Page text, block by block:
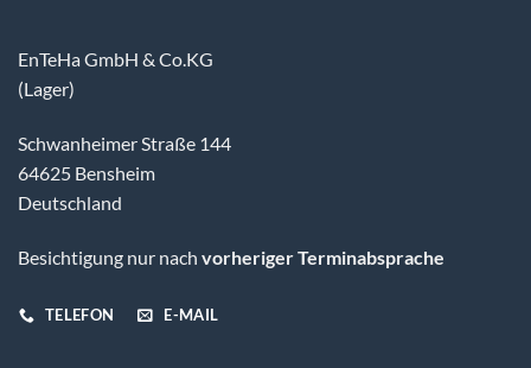
EnTeHa GmbH & Co.KG
(Lager)
Schwanheimer Straße 144
64625 Bensheim
Deutschland
Besichtigung nur nach vorheriger Terminabsprache
TELEFON E-MAIL